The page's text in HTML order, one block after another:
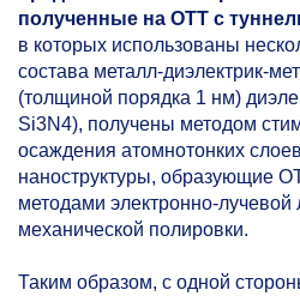
полученные на ОТТ с
в которых использованы
состава металл-диэлектрик-
(толщиной порядка 1 нм)
Si3N4), получены методом
осаждения атомнотонких
наноструктуры, образующие
методами электронно-
механической полировки.
Таким образом, с одной